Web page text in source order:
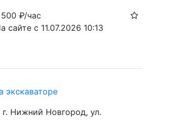
500₽/час
сайте с 11.07.2026 10:13
экскаваторе
Нижний Новгород, ул.